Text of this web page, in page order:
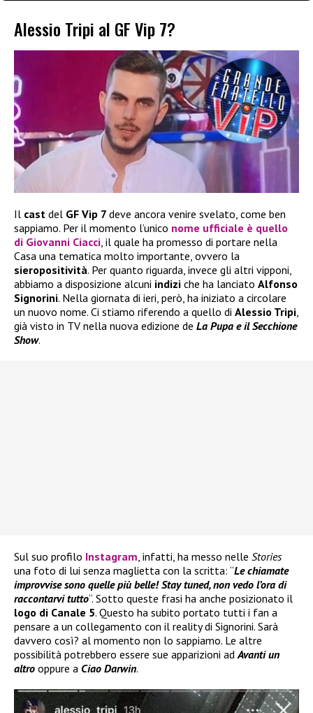
Alessio Tripi al GF Vip 7?
Il cast del GF Vip 7 deve ancora venire svelato, come ben
sappiamo. Per il momento l’unico nome ufficiale è quello
di Giovanni Ciacci, il quale ha promesso di portare nella
Casa una tematica molto importante, ovvero la
sieropositività. Per quanto riguarda, invece gli altri vipponi,
abbiamo a disposizione alcuni indizi che ha lanciato Alfonso
Signorini. Nella giornata di ieri, però, ha iniziato a circolare
un nuovo nome. Ci stiamo riferendo a quello di Alessio Tripi,
già visto in TV nella nuova edizione de La Pupa e il Secchione
Show.
Sul suo profilo Instagram, infatti, ha messo nelle Stories
una foto di lui senza maglietta con la scritta: “Le chiamate
improvvise sono quelle più belle! Stay tuned, non vedo l’ora di
raccontarvi tutto“. Sotto queste frasi ha anche posizionato il
logo di Canale 5. Questo ha subito portato tutti i fan a
pensare a un collegamento con il reality di Signorini. Sarà
davvero così? al momento non lo sappiamo. Le altre
possibilità potrebbero essere sue apparizioni adAvanti un
altro oppure a Ciao Darwin.